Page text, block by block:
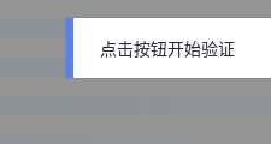
点击按钮开始验证